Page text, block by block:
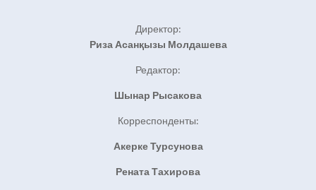
Директор:
Риза Асанқызы Молдашева
Редактор:
Шынар Рысакова
Корреспонденты:
Акерке Турсунова
Рената Тахирова